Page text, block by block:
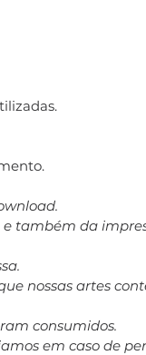
e também da
nossas artes
consumidos.
em caso de